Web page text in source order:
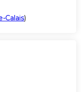
Calais)